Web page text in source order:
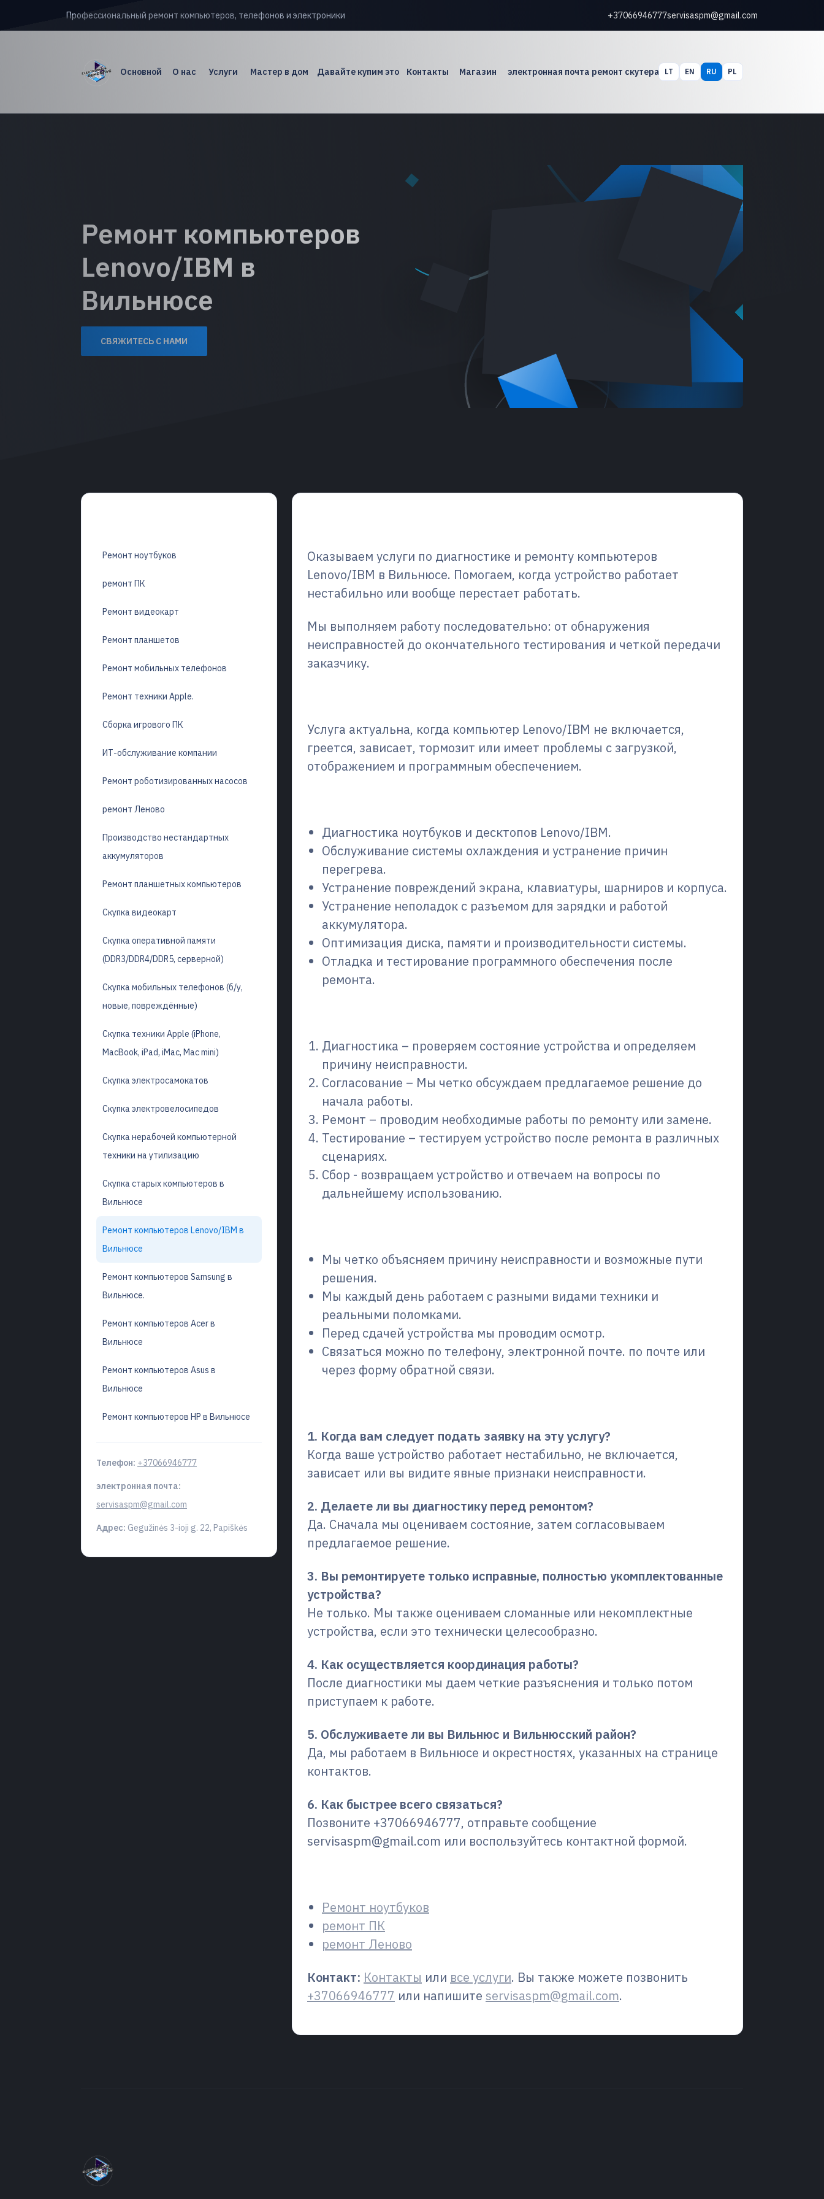
Профессиональный ремонт компьютеров, телефонов и электроники +37066946777servisaspm@gmail.com
Основной О нас Услуги Мастер в дом Давайте купим это Контакты Магазин электронная почта ремонт скутера LT EN RU PL
Ремонт компьютеров
Lenovo/IBM в
Вильнюсе
СВЯЖИТЕСЬ С НАМИ
Ремонт ноутбуков
ремонт ПК
Ремонт видеокарт
Ремонт планшетов
Ремонт мобильных телефонов
Ремонт техники Apple.
Сборка игрового ПК
ИТ-обслуживание компании
Ремонт роботизированных насосов
ремонт Леново
Производство нестандартных
аккумуляторов
Ремонт планшетных компьютеров
Скупка видеокарт
Скупка оперативной памяти
(DDR3/DDR4/DDR5, серверной)
Скупка мобильных телефонов (б/у,
новые, повреждённые)
Скупка техники Apple (iPhone,
MacBook, iPad, iMac, Mac mini)
Скупка электросамокатов
Скупка электровелосипедов
Скупка нерабочей компьютерной
техники на утилизацию
Скупка старых компьютеров в
Вильнюсе
Ремонт компьютеров Lenovo/IBM в
Вильнюсе
Ремонт компьютеров Samsung в
Вильнюсе.
Ремонт компьютеров Acer в
Вильнюсе
Ремонт компьютеров Asus в
Вильнюсе
Ремонт компьютеров HP в Вильнюсе
Телефон: +37066946777
электронная почта:
servisaspm@gmail.com
Адрес: Gegužinės 3-ioji g. 22, Papiškės
Оказываем услуги по диагностике и ремонту компьютеров
Lenovo/IBM в Вильнюсе. Помогаем, когда устройство работает
нестабильно или вообще перестает работать.
Мы выполняем работу последовательно: от обнаружения
неисправностей до окончательного тестирования и четкой передачи
заказчику.
Услуга актуальна, когда компьютер Lenovo/IBM не включается,
греется, зависает, тормозит или имеет проблемы с загрузкой,
отображением и программным обеспечением.
Диагностика ноутбуков и десктопов Lenovo/IBM.
Обслуживание системы охлаждения и устранение причин
перегрева.
Устранение повреждений экрана, клавиатуры, шарниров и корпуса.
Устранение неполадок с разъемом для зарядки и работой
аккумулятора.
Оптимизация диска, памяти и производительности системы.
Отладка и тестирование программного обеспечения после
ремонта.
Диагностика – проверяем состояние устройства и определяем
причину неисправности.
Согласование – Мы четко обсуждаем предлагаемое решение до
начала работы.
Ремонт – проводим необходимые работы по ремонту или замене.
Тестирование – тестируем устройство после ремонта в различных
сценариях.
Сбор - возвращаем устройство и отвечаем на вопросы по
дальнейшему использованию.
Мы четко объясняем причину неисправности и возможные пути
решения.
Мы каждый день работаем с разными видами техники и
реальными поломками.
Перед сдачей устройства мы проводим осмотр.
Связаться можно по телефону, электронной почте. по почте или
через форму обратной связи.
1. Когда вам следует подать заявку на эту услугу?
Когда ваше устройство работает нестабильно, не включается,
зависает или вы видите явные признаки неисправности.
2. Делаете ли вы диагностику перед ремонтом?
Да. Сначала мы оцениваем состояние, затем согласовываем
предлагаемое решение.
3. Вы ремонтируете только исправные, полностью укомплектованные
устройства?
Не только. Мы также оцениваем сломанные или некомплектные
устройства, если это технически целесообразно.
4. Как осуществляется координация работы?
После диагностики мы даем четкие разъяснения и только потом
приступаем к работе.
5. Обслуживаете ли вы Вильнюс и Вильнюсский район?
Да, мы работаем в Вильнюсе и окрестностях, указанных на странице
контактов.
6. Как быстрее всего связаться?
Позвоните +37066946777, отправьте сообщение
servisaspm@gmail.com или воспользуйтесь контактной формой.
Ремонт ноутбуков
ремонт ПК
ремонт Леново
Контакт: Контакты или все услуги. Вы также можете позвонить
+37066946777 или напишите servisaspm@gmail.com.